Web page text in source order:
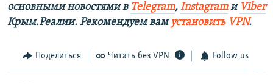
основными новостями в Telegram, Instagramи Viber
Крым.Реалии. Рекомендуем вам установить VPN.
Поделиться Читать без VPN Follow us